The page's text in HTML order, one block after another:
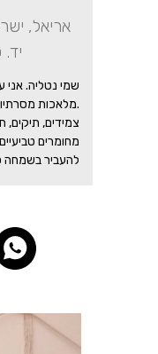
אריאל,
יד.
שמי נטליה. אני
.מלאכות
צמידים, תיקים,
מחומרים
להעביר בשמחה